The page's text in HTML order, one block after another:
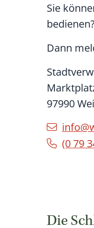
Sie
bedienen?
Dann
97990
(0 79
Die